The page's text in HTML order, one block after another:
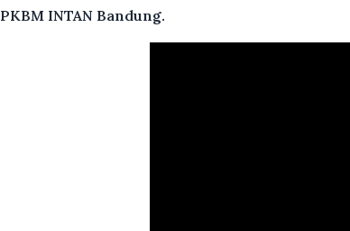
PKBM INTAN Bandung.